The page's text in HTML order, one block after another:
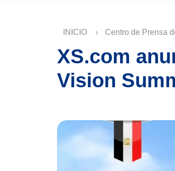
INICIO Centro de Prensa
XS.com
Vision